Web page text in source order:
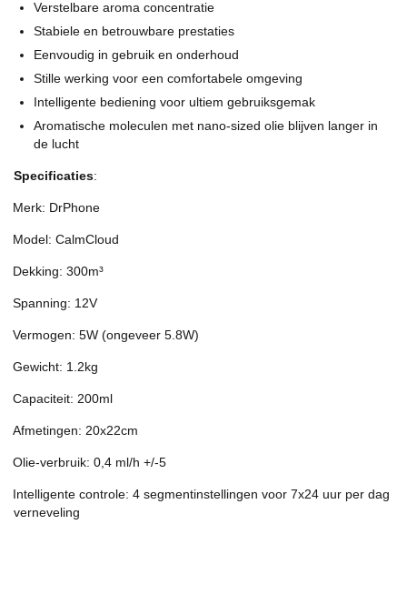
Verstelbare aroma concentratie
Stabiele en betrouwbare prestaties
Eenvoudig in gebruik en onderhoud
Stille werking voor een comfortabele omgeving
Intelligente bediening voor ultiem gebruiksgemak
Aromatische moleculen met nano-sized olie blijven langer in
de lucht
Specificaties:
Merk: DrPhone
Model: CalmCloud
Dekking: 300m³
Spanning: 12V
Vermogen: 5W (ongeveer 5.8W)
Gewicht: 1.2kg
Capaciteit: 200ml
Afmetingen: 20x22cm
Olie-verbruik: 0,4 ml/h +/-5
Intelligente controle: 4 segmentinstellingen voor 7x24 uur per dag
verneveling